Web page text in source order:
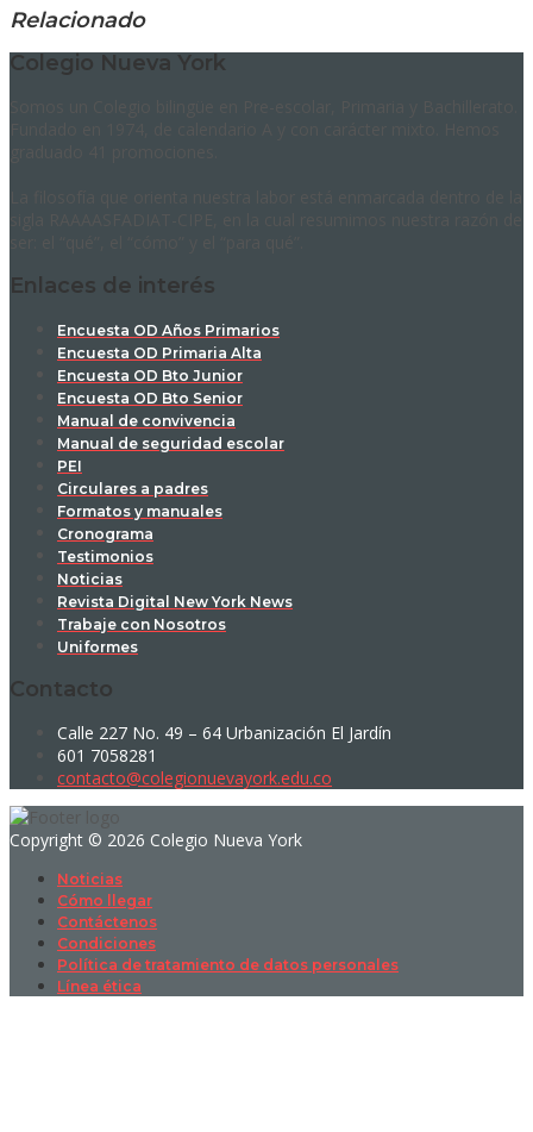
Relacionado
Colegio Nueva York
Enlaces de interés
Encuesta OD Años Primarios
Encuesta OD Primaria Alta
Encuesta OD Bto Junior
Encuesta OD Bto Senior
Manual de convivencia
Manual de seguridad escolar
PEI
Circulares a padres
Formatos y manuales
Cronograma
Testimonios
Noticias
Revista Digital New York News
Trabaje con Nosotros
Uniformes
Contacto
Calle 227 No. 49 – 64 Urbanización El Jardín
601 7058281
contacto@colegionuevayork.edu.co
Copyright © 2026 Colegio Nueva York
Noticias
Cómo llegar
Contáctenos
Condiciones
Política de tratamiento de datos personales
Línea ética